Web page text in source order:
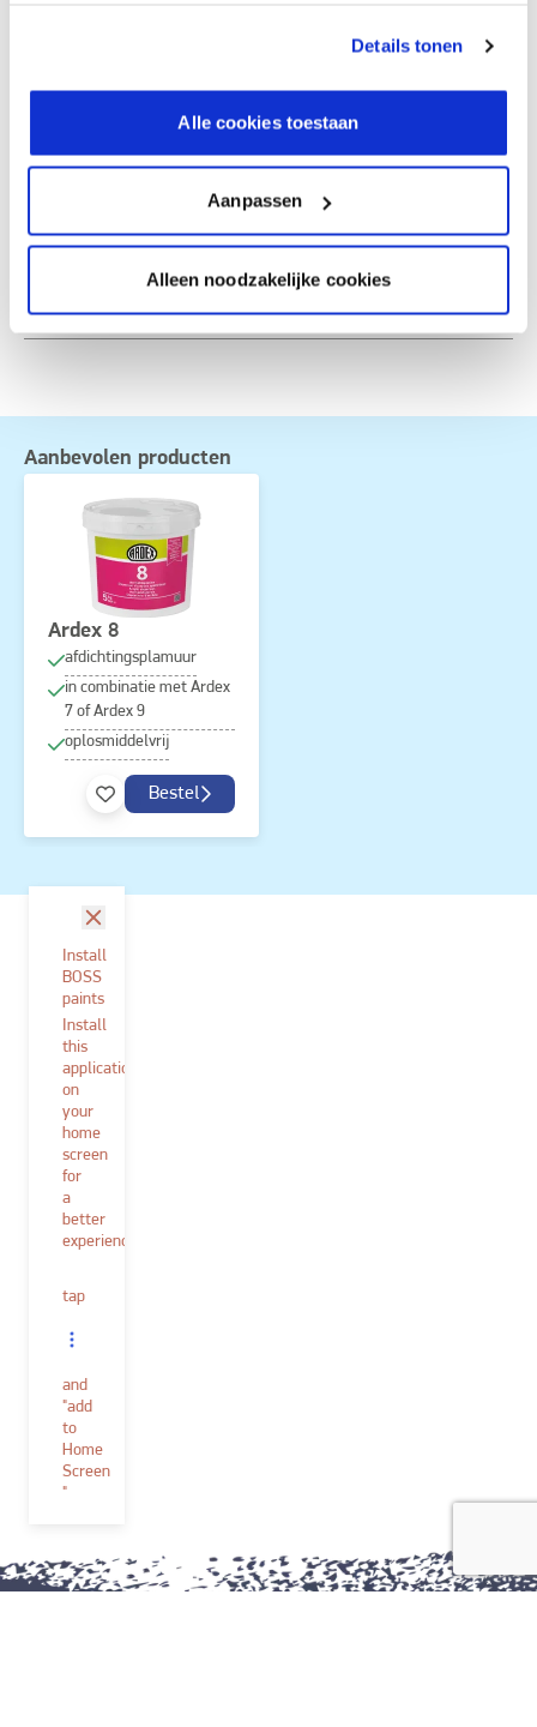
Details tonen
Alle cookies toestaan
Aanpassen
Alleen noodzakelijke cookies
Bevat Portlandcement. Veroorzaakt ernstig oogletsel. Buiten
het bereik van kinderen houden., Draag beschermende
handschoenen, oogbescherming., BIJ CONTACT MET DE
OGEN: voorzichtig afspoelen met water gedurende een aantal
minuten. Contactlenzen verwijderen, indien mogelijk. Blijven
spoelen., BIJ CONTACT MET DE HUID: met veel water en zeep
Aanbevolen producten
Ardex 8
afdichtingsplamuur
in combinatie met Ardex
7 of Ardex 9
oplosmiddelvrij
Bestel
Install
BOSS
paints
Install
this
application
on
your
home
screen
for
a
better
experience.
tap
and
"add
to
Home
Screen
"
sluit